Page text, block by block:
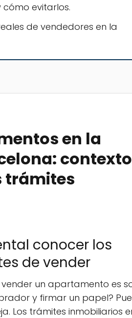
evitarlos.
de vendedores en la
en la
trámites
conocer los
de vender
un apartamento es
y firmar un papel?
Los trámites inmobiliarios